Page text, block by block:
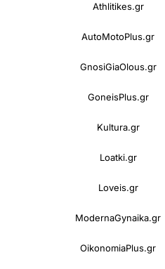
Athlitikes.gr
AutoMotoPlus.gr
GnosiGiaOlous.gr
GoneisPlus.gr
Kultura.gr
Loatki.gr
Loveis.gr
ModernaGynaika.gr
OikonomiaPlus.gr